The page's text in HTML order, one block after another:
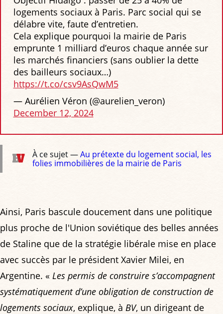
logements sociaux à Paris. Parc social qui se
délabre vite, faute d’entretien.
Cela explique pourquoi la mairie de Paris
emprunte 1 milliard d’euros chaque année sur
les marchés financiers (sans oublier la dette
des bailleurs sociaux…)
https://t.co/csv9AsQwM5
— Aurélien Véron (@aurelien_veron)
December 12, 2024
À ce sujet —Au prétexte du logement social, les
folies immobilières de la mairie de Paris
Ainsi, Paris bascule doucement dans une politique
plus proche de l'Union soviétique des belles années
de Staline que de la stratégie libérale mise en place
avec succès par le président Xavier Milei, en
Argentine. « Les permis de construire s’accompagnent
systématiquement d’une obligation de construction de
logements sociaux, explique, à BV, un dirigeant de